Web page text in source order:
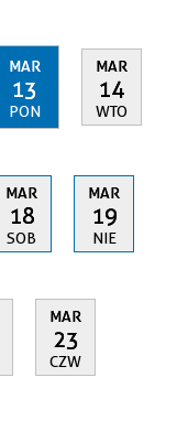
MAR
13
PON
MAR
14
WTO
MAR
18
SOB
MAR
19
NIE
MAR
23
CZW